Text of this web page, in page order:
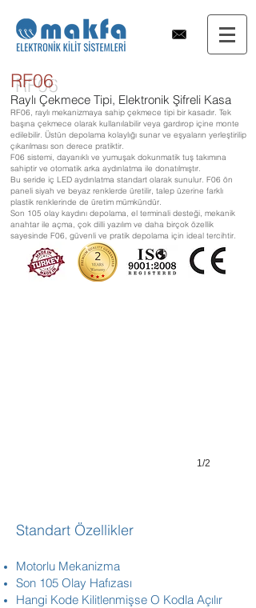
RF06
Raylı Çekmece Tipi, Elektronik Şifreli Kasa
RF06, raylı mekanizmaya sahip çekmece tipi bir kasadır. Tek
başına çekmece olarak kullanılabilir veya gardırop içine monte
edilebilir. Üstün depolama kolaylığı sunar ve eşyaların yerleştirilip
çıkarılması son derece pratiktir.
F06 sistemi, dayanıklı ve yumuşak dokunmatik tuş takımına
sahiptir ve otomatik arka aydınlatma ile donatılmıştır.
Bu seride iç LED aydınlatma standart olarak sunulur. F06 ön
paneli siyah ve beyaz renklerde üretilir, talep üzerine farklı
plastik renklerinde de üretim mümkündür.
Son 105 olay kaydını depolama, el terminali desteği, mekanik
anahtar ile açma, çok dilli yazılım ve daha birçok özellik
sayesinde F06, güvenli ve pratik depolama için ideal tercihtir.
RFN06BM
Drawer
1/2
​Standart Özellikler
Motorlu Mekanizma
Son 105 Olay Hafızası
Hangi Kode Kilitlenmişse O Kodla Açılır